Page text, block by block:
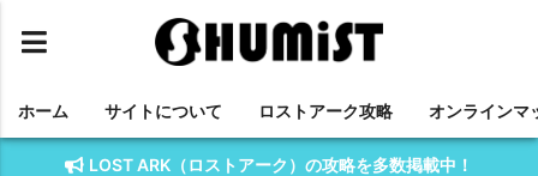
ホーム サイトについて ロストアーク攻略 オンラインマ
LOST ARK（ロストアーク）の攻略を多数掲載中！